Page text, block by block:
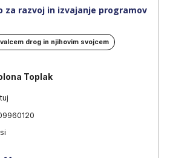
za razvoj in izvajanje programov
drog in njihovim svojcem
Toplak